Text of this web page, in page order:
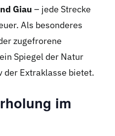
Giau – jede Strecke
Als besonderes
zugefrorene
Spiegel der Natur
der Extraklasse bietet.
im